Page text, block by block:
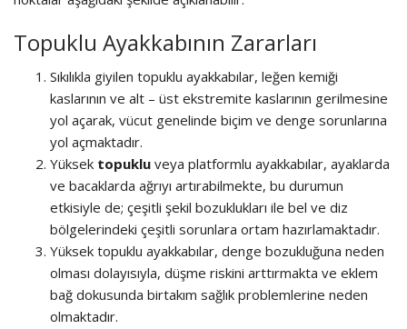
Topuklu Ayakkabının Zararları
Sıkılıkla giyilen topuklu ayakkabılar, leğen kemiği
kaslarının ve alt – üst ekstremite kaslarının gerilmesine
yol açarak, vücut genelinde biçim ve denge sorunlarına
yol açmaktadır.
Yüksek topuklu veya platformlu ayakkabılar, ayaklarda
ve bacaklarda ağrıyı artırabilmekte, bu durumun
etkisiyle de; çeşitli şekil bozuklukları ile bel ve diz
bölgelerindeki çeşitli sorunlara ortam hazırlamaktadır.
Yüksek topuklu ayakkabılar, denge bozukluğuna neden
olması dolayısıyla, düşme riskini arttırmakta ve eklem
bağ dokusunda birtakım sağlık problemlerine neden
olmaktadır.